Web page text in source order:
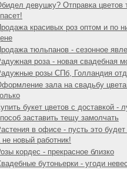
девушку? Отправка цветов
красивых роз оптом и по
тюльпанов - сезонное
роза - новая свадебная
розы СПб, Голландия
зала на свадьбу
букет цветов с доставкой -
заставить тещу замолчать
в офисе - пусть это будет
не новый работник!
кордес - прекрасное близко
бутоньерки - угоди